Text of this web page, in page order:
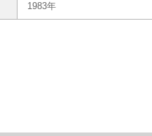
1983年